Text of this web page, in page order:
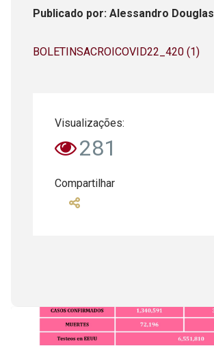
Publicado por: Alessandro Douglas
BOLETINSACROICOVID22_420 (1)
Visualizações:
281
Compartilhar